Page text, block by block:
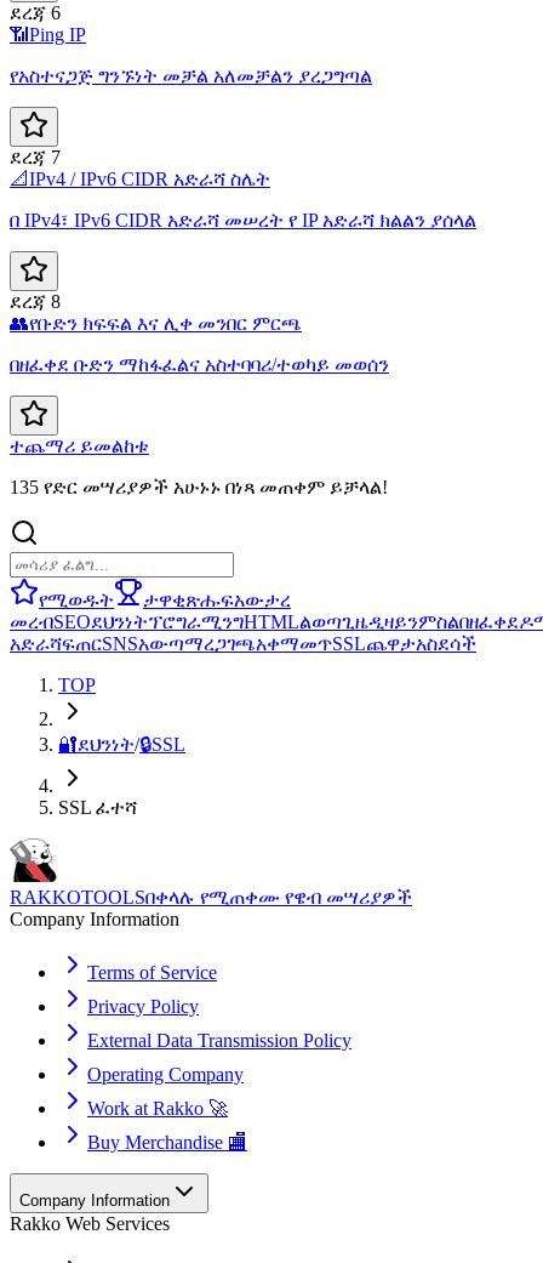
ደረጃ 6
📶 Ping IP
የአስተናጋጅ ግንኙነት መቻል አለመቻልን ያረጋግጣል
ደረጃ 7
📐IPv4 / IPv6 CIDR አድራሻ ስሌት
በ IPv4፣ IPv6 CIDR አድራሻ መሠረት የ IP አድራሻ ክልልን ያሰላል
ደረጃ 8
👥የቡድን ክፍፍል እና ሊቀ መንበር ምርጫ
በዘፈቀደ ቡድን ማከፋፈልና አስተባባሪ/ተወካይ መወሰን
ተጨማሪ ይመልከቱ
135 የድር መሣሪያዎች አሁኑኑ በነጻ መጠቀም ይቻላል!
የሚወዱት ታዋቂጽሑፍአውታረ
መረብSEOደህንነትፕሮግራሚንግHTMLልወጣጊዜዲዛይንምስልበዘፈቀደ
አድራሻፍጠርSNSአውጣማረጋገጫአቀማመጥSSLጨዋታአስደሳች
TOP
🔐ደህንነት/🔒SSL
SSL ፈተሻ
RAKKOTOOLSበቀላሉ የሚጠቀሙ የዌብ መሣሪያዎች
Company Information
Terms of Service
Privacy Policy
External Data Transmission Policy
Operating Company
Work at Rakko 🚀
Buy Merchandise 🏬
Company Information
Rakko Web Services